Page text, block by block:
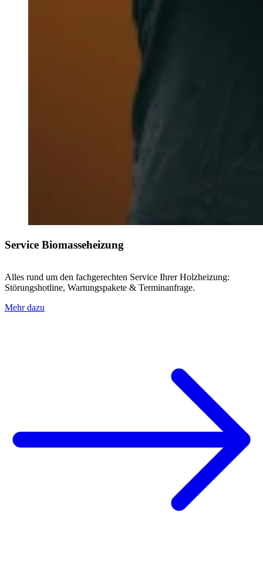
Service Biomasseheizung
Alles rund um den fachgerechten Service Ihrer Holzheizung:
Störungshotline, Wartungspakete & Terminanfrage.
Mehr dazu